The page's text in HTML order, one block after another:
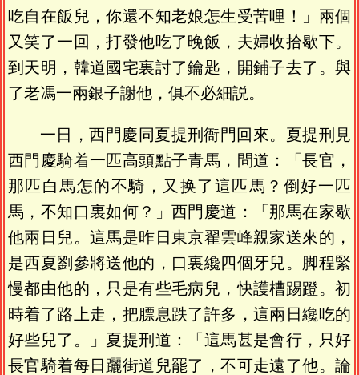
吃自在飯兒，你還不知老娘怎生受苦哩！」兩個
又笑了一回，打發他吃了晚飯，夫婦收拾歇下。
到天明，韓道國宅裏討了鑰匙，開鋪子去了。與
了老馮一兩銀子謝他，俱不必細説。
一日，西門慶同夏提刑衙門回來。夏提刑見
西門慶騎着一匹高頭點子青馬，問道：「長官，
那匹白馬怎的不騎，又换了這匹馬？倒好一匹
馬，不知口裏如何？」西門慶道：「那馬在家歇
他兩日兒。這馬是昨日東京翟雲峰親家送來的，
是西夏劉參將送他的，口裏纔四個牙兒。脚程緊
慢都由他的，只是有些毛病兒，快護槽踢蹬。初
時着了路上走，把膘息跌了許多，這兩日纔吃的
好些兒了。」夏提刑道：「這馬甚是會行，只好
長官騎着每日躧街道兒罷了，不可走遠了他。論